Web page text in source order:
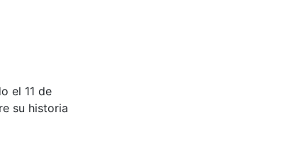
el 11 de
su historia